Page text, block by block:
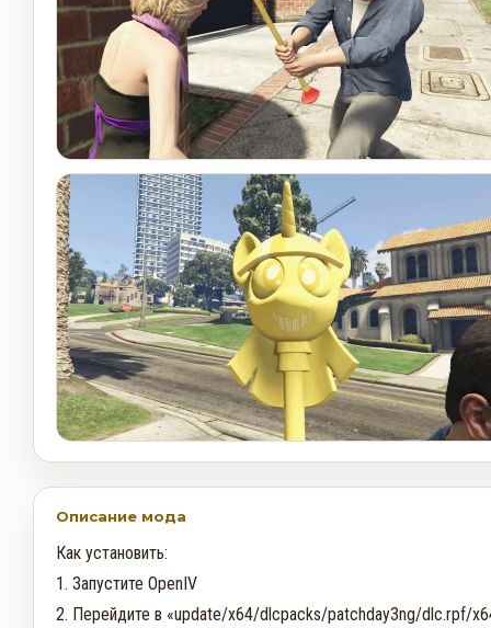
Описание мода
Как установить:
1. Запустите OpenIV
2. Перейдите в «update/x64/dlcpacks/patchday3ng/dlc.rpf/